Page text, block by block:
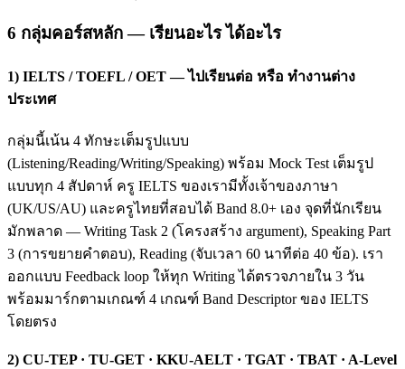
6 กลุ่มคอร์สหลัก — เรียนอะไร ได้อะไร
1) IELTS / TOEFL / OET — ไปเรียนต่อ หรือ ทำงานต่าง
ประเทศ
กลุ่มนี้เน้น 4 ทักษะเต็มรูปแบบ
(Listening/Reading/Writing/Speaking) พร้อม Mock Test เต็มรูป
แบบทุก 4 สัปดาห์ ครู IELTS ของเรามีทั้งเจ้าของภาษา
(UK/US/AU) และครูไทยที่สอบได้ Band 8.0+ เอง จุดที่นักเรียน
มักพลาด — Writing Task 2 (โครงสร้าง argument), Speaking Part
3 (การขยายคำตอบ), Reading (จับเวลา 60 นาทีต่อ 40 ข้อ). เรา
ออกแบบ Feedback loop ให้ทุก Writing ได้ตรวจภายใน 3 วัน
พร้อมมาร์กตามเกณฑ์ 4 เกณฑ์ Band Descriptor ของ IELTS
โดยตรง
2) CU-TEP · TU-GET · KKU-AELT · TGAT · TBAT · A-Level